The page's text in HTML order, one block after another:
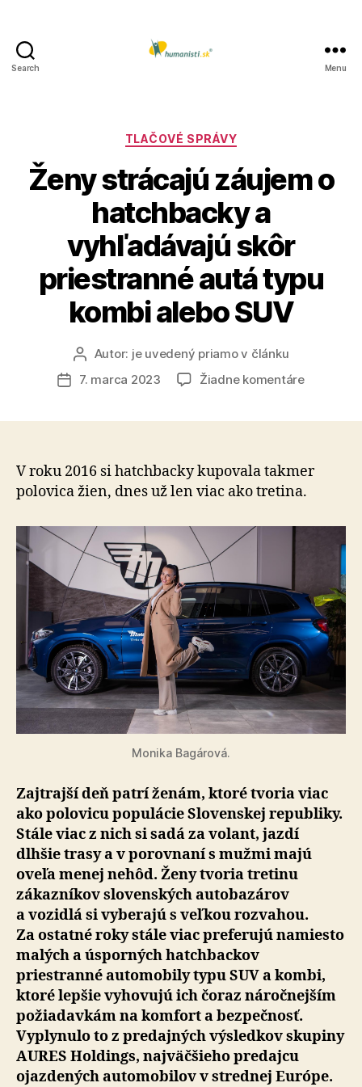
Search Menu
Kategórie
TLAČOVÉ SPRÁVY
Ženy strácajú záujem o
hatchbacky a
vyhľadávajú skôr
priestranné autá typu
kombi alebo SUV
Autor
článku
Autor: je uvedený priamo v článku
Dátum
7. marca 2023 Žiadne komentárena
kombi
alebo
SUV
V roku 2016 si hatchbacky kupovala takmer
polovica žien, dnes už len viac ako tretina.
Monika Bagárová.
Zajtrajší deň patrí ženám, ktoré tvoria viac
ako polovicu populácie Slovenskej republiky.
Stále viac z nich si sadá za volant, jazdí
dlhšie trasy a v porovnaní s mužmi majú
oveľa menej nehôd. Ženy tvoria tretinu
zákazníkov slovenských autobazárov
a vozidlá si vyberajú s veľkou rozvahou.
Za ostatné roky stále viac preferujú namiesto
malých a úsporných hatchbackov
priestranné automobily typu SUV a kombi,
ktoré lepšie vyhovujú ich čoraz náročnejším
požiadavkám na komfort a bezpečnosť.
Vyplynulo to z predajných výsledkov skupiny
AURES Holdings, najväčšieho predajcu
ojazdených automobilov v strednej Európe.